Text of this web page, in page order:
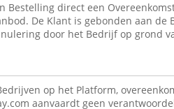
Bestelling direct een
De Klant is gebonden aan de
door het Bedrijf op grond
op het Platform,
aanvaardt geen